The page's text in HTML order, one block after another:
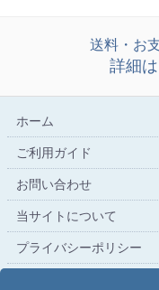
送料・お
詳細
ホーム
ご利用ガイド
お問い合わせ
当サイトについて
プライバシーポリシー